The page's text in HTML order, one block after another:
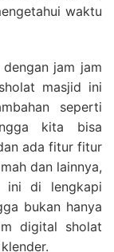
waktu
jam jam
masjid ini
seperti
kita bisa
ada fitur fitur
dan lainnya,
ini di lengkapi
bukan hanya
digital sholat